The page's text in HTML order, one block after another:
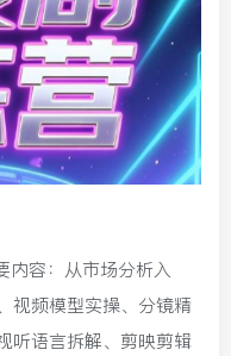
内容：从市场分析入
视频模型实操、分镜精
听语言拆解、剪映剪辑